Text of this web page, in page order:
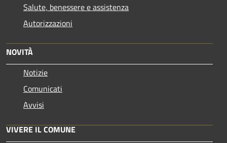
Salute, benessere e assistenza
Autorizzazioni
NOVITÀ
Notizie
Comunicati
Avvisi
VIVERE IL COMUNE